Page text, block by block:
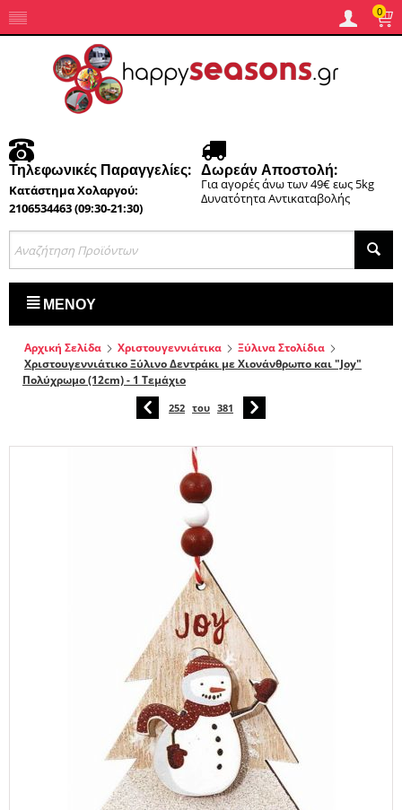
0
Τηλεφωνικές Παραγγελίες:
Κατάστημα Χολαργού:
2106534463 (09:30-21:30)
Δωρεάν Αποστολή:
Για αγορές άνω των 49€ εως 5kg
Δυνατότητα Αντικαταβολής
ΜΕΝΟΎ
Αρχική Σελίδα Χριστουγεννιάτικα
Ξύλινα Στολίδια
Χριστουγεννιάτικο Ξύλινο Δεντράκι με Χιονάνθρωπο και "Joy"
Πολύχρωμο (12cm) - 1 Τεμάχιο
252 του 381